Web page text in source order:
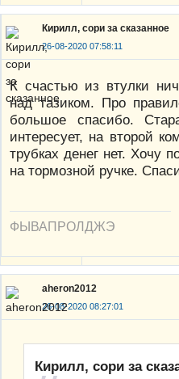
Кирилл, сори за сказанное
26-08-2020 07:58:11
К счастью из втулки
над тазиком. Про
большое спасибо.
интересует, на второй
трубках денег нет. Хочу
на тормозной ручке.
ФЫВАПРОЛДЖЭ
aheron2012
26-08-2020 08:27:01
Кирилл, сори за